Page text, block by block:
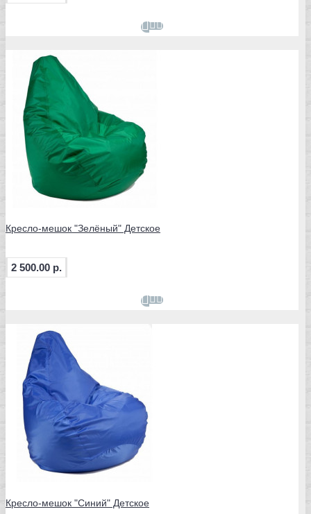
Кресло-мешок "Зелёный" Детское
2 500.00 р.
Кресло-мешок "Синий" Детское